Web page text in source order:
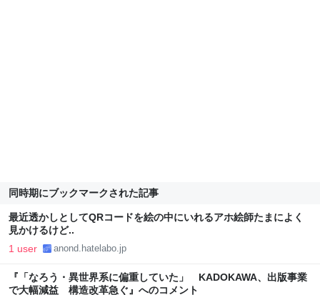
同時期にブックマークされた記事
最近透かしとしてQRコードを絵の中にいれるアホ絵師たまによく
見かけるけど..
1 user anond.hatelabo.jp
『「なろう・異世界系に偏重していた」 KADOKAWA、出版事業
で大幅減益 構造改革急ぐ』へのコメント